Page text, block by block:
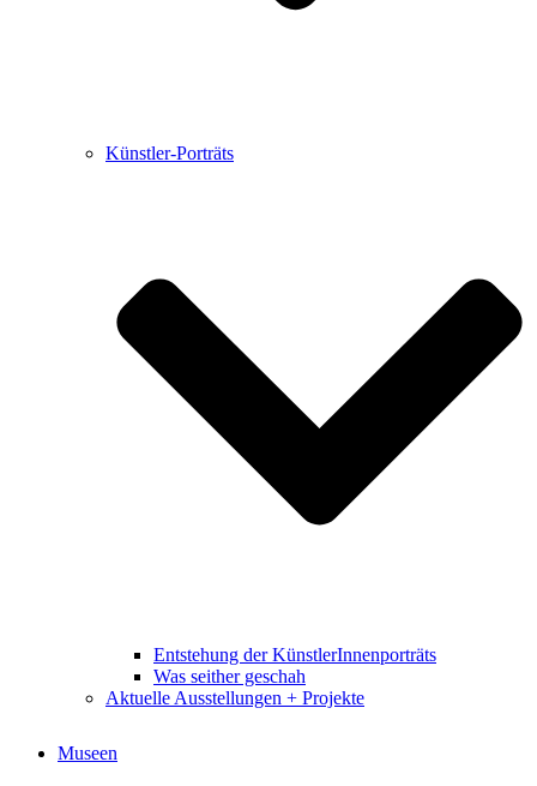
Künstler-Porträts
Entstehung der KünstlerInnenporträts
Was seither geschah
Aktuelle Ausstellungen + Projekte
Museen